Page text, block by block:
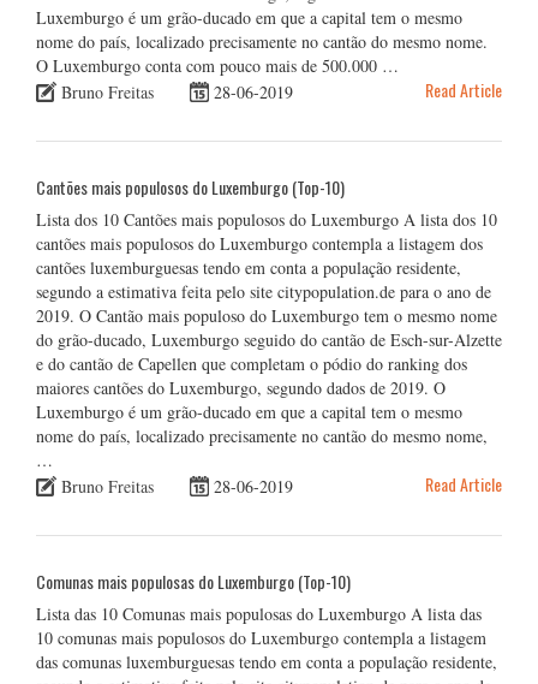
Luxemburgo é um grão-ducado em que a capital tem o mesmo
nome do país, localizado precisamente no cantão do mesmo nome.
O Luxemburgo conta com pouco mais de 500.000 …
Bruno Freitas
28-06-2019 Read Article
Cantões mais populosos do Luxemburgo (Top-10)
Lista dos 10 Cantões mais populosos do Luxemburgo A lista dos 10
cantões mais populosos do Luxemburgo contempla a listagem dos
cantões luxemburguesas tendo em conta a população residente,
segundo a estimativa feita pelo site citypopulation.de para o ano de
2019. O Cantão mais populoso do Luxemburgo tem o mesmo nome
do grão-ducado, Luxemburgo seguido do cantão de Esch-sur-Alzette
e do cantão de Capellen que completam o pódio do ranking dos
maiores cantões do Luxemburgo, segundo dados de 2019. O
Luxemburgo é um grão-ducado em que a capital tem o mesmo
nome do país, localizado precisamente no cantão do mesmo nome,
…
Bruno Freitas
28-06-2019 Read Article
Comunas mais populosas do Luxemburgo (Top-10)
Lista das 10 Comunas mais populosas do Luxemburgo A lista das
10 comunas mais populosos do Luxemburgo contempla a listagem
das comunas luxemburguesas tendo em conta a população residente,